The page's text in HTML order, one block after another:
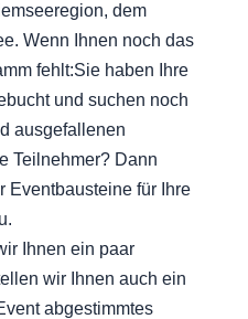
dem
Wenn Ihnen noch das
fehlt:Sie haben Ihre
und suchen noch
ausgefallenen
Teilnehmer? Dann
Eventbausteine für Ihre
Ihnen ein paar
wir Ihnen auch ein
abgestimmtes